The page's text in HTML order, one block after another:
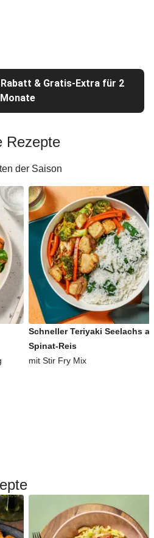
& Gratis-Extra für 2
Monate
Rezepte
der Saison
Schneller Teriyaki Seelachs
Spinat-Reis
mit Stir Fry Mix